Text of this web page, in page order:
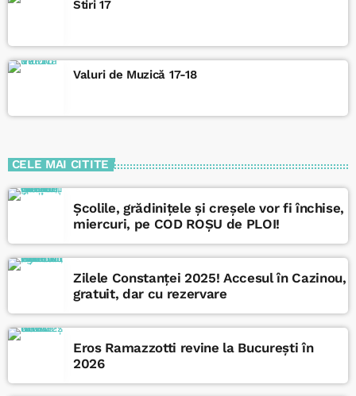
Stiri 17
Valuri de Muzică 17-18
CELE MAI CITITE
Școlile, grădinițele și creșele vor fi închise,
miercuri, pe COD ROȘU de PLOI!
Zilele Constanței 2025! Accesul în Cazinou,
gratuit, dar cu rezervare
Eros Ramazzotti revine la București în
2026